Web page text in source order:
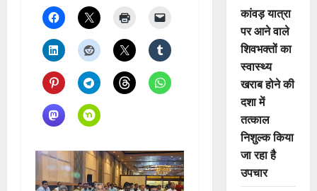
कांवड़ यात्रा
पर आने वाले
शिवभक्तों का
स्वास्थ्य
खराब होने की
दशा में
तत्काल
निशुल्क किया
जा रहा है
उपचार